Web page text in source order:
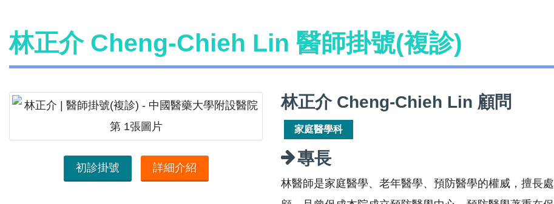
林正介 Cheng-Chieh Lin 醫師掛號(複診)
初診掛號 詳細介紹
林正介 Cheng-Chieh Lin 顧問
家庭醫學科
專長
林醫師是家庭醫學、老年醫學、預防醫學的權威，擅長